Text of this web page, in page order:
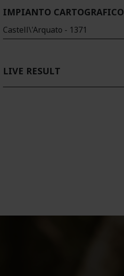
IMPIANTO CARTOGRAFICO
Castell\'Arquato - 1371
LIVE RESULT